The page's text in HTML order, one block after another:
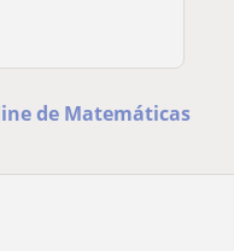
de Matemáticas